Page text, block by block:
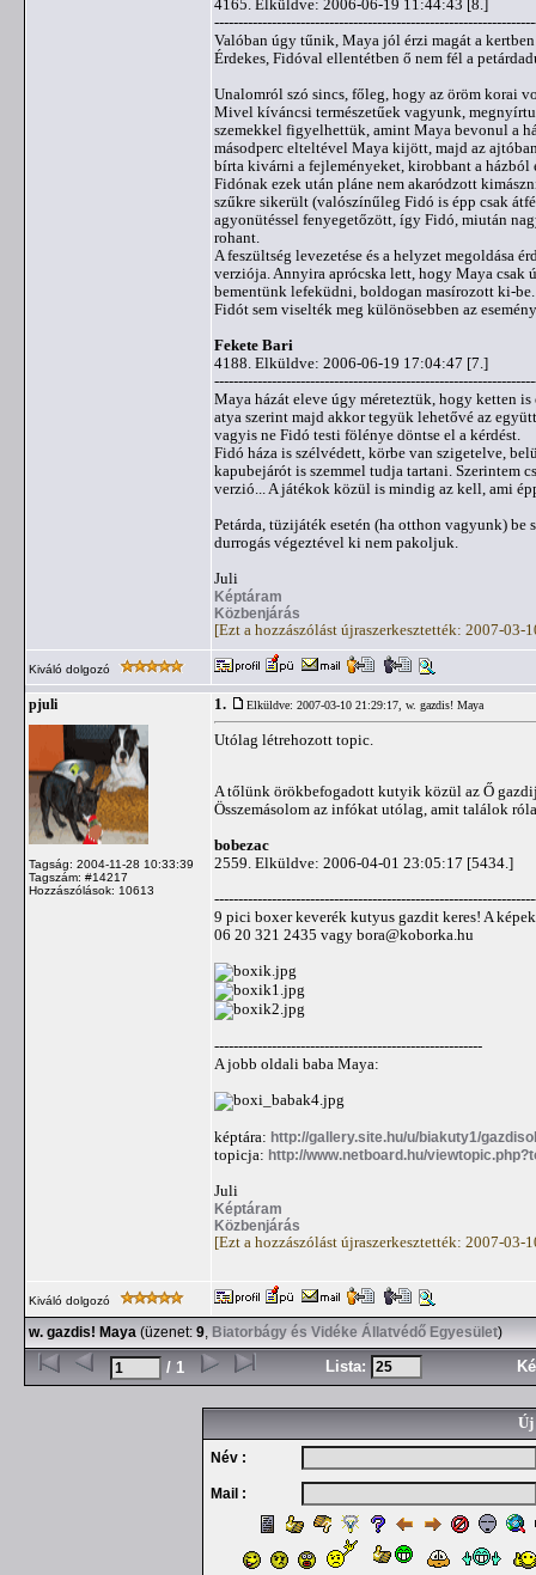
4165. Elküldve: 2006-06-19 11:44:43 [8.]
Valóban úgy tűnik, Maya jól érzi magát a kertben
Érdekes, Fidóval ellentétben ő nem fél a
Unalomról szó sincs, főleg, hogy az öröm korai
Mivel kíváncsi természetűek vagyunk,
szemekkel figyelhettük, amint Maya bevonul a
másodperc elteltével Maya kijött, majd az
bírta kivárni a fejleményeket, kirobbant a házból
Fidónak ezek után pláne nem akaródzott
szűkre sikerült (valószínűleg Fidó is épp csak
agyonütéssel fenyegetőzött, így Fidó, miután
rohant.
A feszültség levezetése és a helyzet megoldása
verziója. Annyira aprócska lett, hogy Maya csak
bementünk lefeküdni, boldogan masírozott ki-be.
Fidót sem viselték meg különösebben az
Fekete Bari
4188. Elküldve: 2006-06-19 17:04:47 [7.]
Maya házát eleve úgy méreteztük, hogy ketten
atya szerint majd akkor tegyük lehetővé az
vagyis ne Fidó testi fölénye döntse el a kérdést.
Fidó háza is szélvédett, körbe van szigetelve,
kapubejárót is szemmel tudja tartani. Szerintem
verzió... A játékok közül is mindig az kell, ami
Petárda, tüzijáték esetén (ha otthon vagyunk)
durrogás végeztével ki nem pakoljuk.
Juli
Képtáram
Közbenjárás
[Ezt a hozzászólást újraszerkesztették: 2007-03-
Kiváló dolgozó
pjuli
Tagság: 2004-11-28 10:33:39
Tagszám: #14217
Hozzászólások: 10613
1. Elküldve: 2007-03-10 21:29:17, w. gazdis! Maya
Utólag létrehozott topic.
A tőlünk örökbefogadott kutyik közül az Ő
Összemásolom az infókat utólag, amit találok
bobezac
2559. Elküldve: 2006-04-01 23:05:17 [5434.]
9 pici boxer keverék kutyus gazdit keres! A
06 20 321 2435 vagy bora@koborka.hu
--------------------------------------------------------
A jobb oldali baba Maya:
képtára: http://gallery.site.hu/u/biakuty1/
topicja: http://www.netboard.hu/
Juli
Képtáram
Közbenjárás
[Ezt a hozzászólást újraszerkesztették: 2007-03-
Kiváló dolgozó
w. gazdis! Maya (üzenet: 9, Biatorbágy és Vidéke Állatvédő Egyesület)
/ 1 Lista:
Új
Név :
Mail :